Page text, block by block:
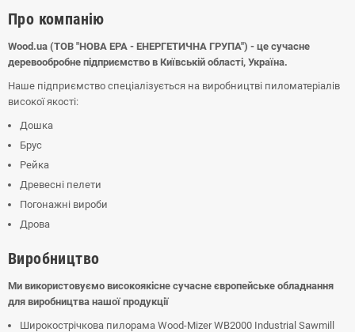
Про компанію
Wood.ua (ТОВ "НОВА ЕРА - ЕНЕРГЕТИЧНА ГРУПА") - це сучасне
деревообробне підприємство в Київській області, Україна.
Наше підприємство спеціалізується на виробництві пиломатеріалів
високої якості:
Дошка
Брус
Рейка
Древесні пелети
Погонажні вироби
Дрова
Виробництво
Ми використовуємо високоякісне сучасне європейське обладнання
для виробництва нашої продукції
Широкострічкова пилорама Wood-Mizer WB2000 Industrial Sawmill